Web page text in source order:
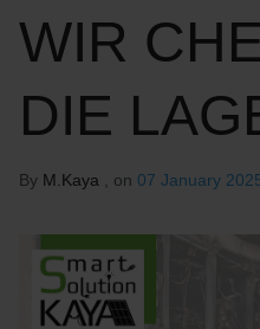
WIR
DIE
By M.Kaya , on 07 January